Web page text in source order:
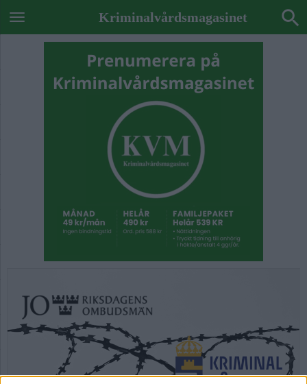
Kriminalvårdsmagasinet